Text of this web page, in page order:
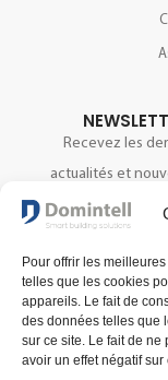
Pour offrir les
telles que les cookies
appareils. Le fait de
des données telles que
sur ce site. Le fait de ne
avoir un effet négatif
Recevez les
actualités et
propos de notre